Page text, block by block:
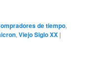
de tiempo,
,Viejo Siglo XX |